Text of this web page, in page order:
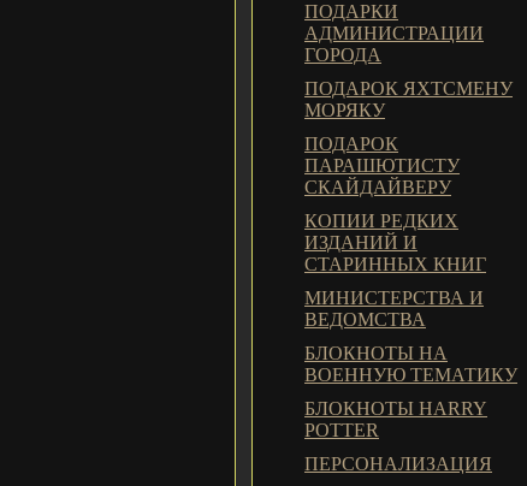
ПОДАРКИ
АДМИНИСТРАЦИИ
ГОРОДА
ПОДАРОК ЯХТСМЕНУ
МОРЯКУ
ПОДАРОК
ПАРАШЮТИСТУ
СКАЙДАЙВЕРУ
КОПИИ РЕДКИХ
ИЗДАНИЙ И
СТАРИННЫХ КНИГ
МИНИСТЕРСТВА И
ВЕДОМСТВА
БЛОКНОТЫ НА
ВОЕННУЮ ТЕМАТИКУ
БЛОКНОТЫ HARRY
POTTER
ПЕРСОНАЛИЗАЦИЯ